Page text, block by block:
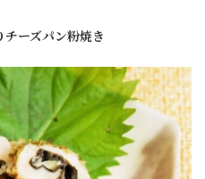
ーズパン粉焼き